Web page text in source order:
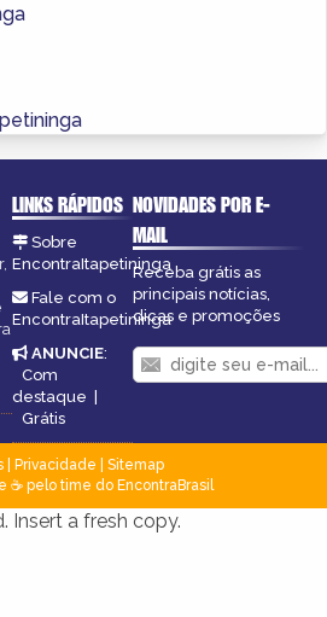
LINKS RÁPIDOS
Sobre
EncontraItapetininga
Fale com o
EncontraItapetininga
ANUNCIE:
Com
destaque
Grátis
NOVIDADES POR E-
MAIL
Receba grátis as
principais notícias,
dicas e promoções
| Privacidade
Sitemap
☕ pelo time do EncontraBrasil
Insert a fresh copy.